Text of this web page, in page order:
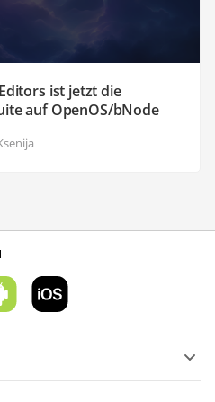
ist jetzt die
auf OpenOS/bNode